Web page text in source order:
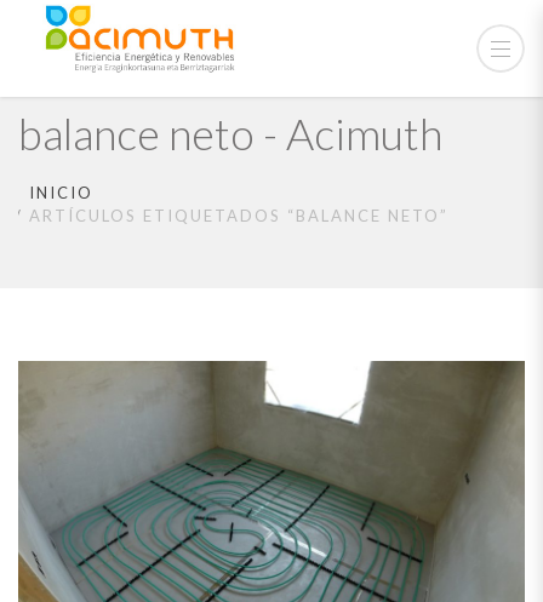
balance neto - Acimuth
INICIO
ARTÍCULOS ETIQUETADOS “BALANCE NETO”